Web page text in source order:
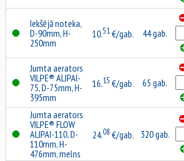
Iekšējā noteka,
D-90mm, H-
250mm
10.51€/gab. 44 gab.
Jumta aerators
VILPE® ALIPAI-
75, D-75mm, H-
395mm
16.15 €/gab. 65 gab.
Jumta aerators
VILPE® FLOW
ALIPAI-110, D-
110mm, H-
476mm, melns
24.08 €/gab. 320 gab.